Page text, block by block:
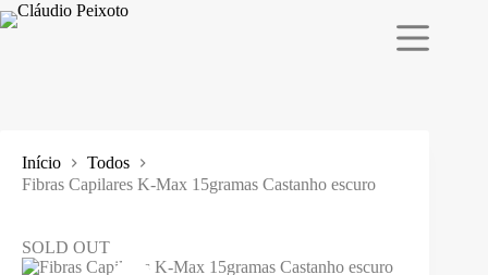
Pular
para
Início
Todos
Fibras Capilares K-Max 15gramas Castanho escuro
SOLD OUT